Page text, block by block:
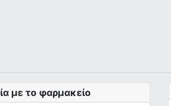
με το φαρμακείο